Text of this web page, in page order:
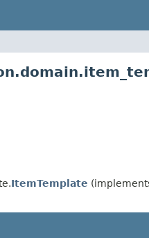
ItemTemplate